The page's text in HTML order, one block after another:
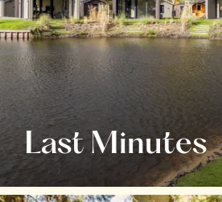
Last Minutes